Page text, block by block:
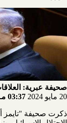
صحيفة عبرية:
20 مايو 2024
03:37 مـ
ذكرت صحيفة "تايمز